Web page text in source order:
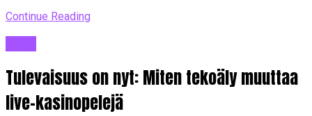
Continue Reading
Tulevaisuus on nyt: Miten tekoäly muuttaa
live-kasinopelejä